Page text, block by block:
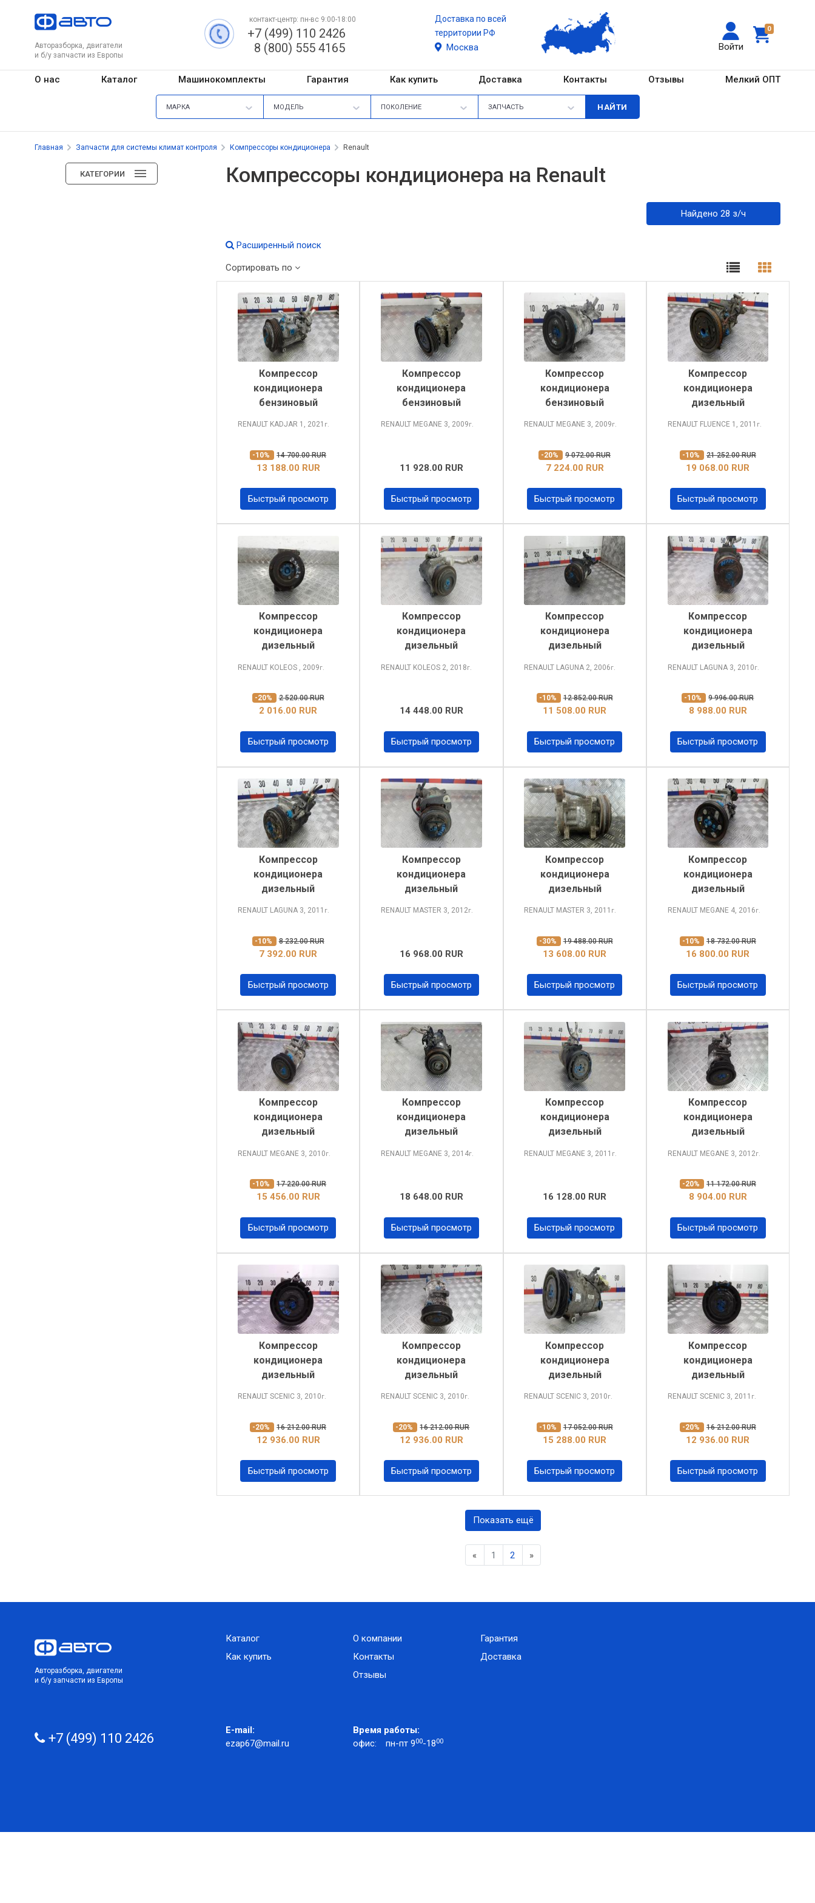
Авторазборка, двигатели
и б/у запчасти из Европы
0
Войти
контакт-центр: пн-вс 9:00-18:00
+7 (499) 110 2426
8 (800) 555 4165
Доставка по всей
территории РФ
Москва
О нас Каталог Машинокомплекты Гарантия Как купить Доставка Контакты Отзывы Мелкий ОПТ
МАРКА МОДЕЛЬ ПОКОЛЕНИЕ ЗАПЧАСТЬ
Главная Запчасти для системы климат контроля Компрессоры кондиционера Renault
КАТЕГОРИИ Компрессоры кондиционера на Renault
Найдено 28 з/ч
Расширенный поиск
Сортировать по
Компрессор
кондиционера
бензиновый
RENAULT KADJAR 1, 2021 г.
-10% 14 700.00 RUR
13 188.00 RUR
Быстрый просмотр
Компрессор
кондиционера
бензиновый
RENAULT MEGANE 3, 2009г.
11 928.00 RUR
Быстрый просмотр
Компрессор
кондиционера
бензиновый
RENAULT MEGANE 3, 2009г.
-20% 9 072.00 RUR
7 224.00 RUR
Быстрый просмотр
Компрессор
кондиционера
дизельный
RENAULT FLUENCE 1, 2011 г.
-10% 21 252.00 RUR
19 068.00 RUR
Быстрый просмотр
Компрессор
кондиционера
дизельный
RENAULT KOLEOS , 2009г.
-20% 2 520.00 RUR
2 016.00 RUR
Быстрый просмотр
Компрессор
кондиционера
дизельный
RENAULT KOLEOS 2, 2018г.
14 448.00 RUR
Быстрый просмотр
Компрессор
кондиционера
дизельный
RENAULT LAGUNA 2, 2006г.
-10% 12 852.00 RUR
11 508.00 RUR
Быстрый просмотр
Компрессор
кондиционера
дизельный
RENAULT LAGUNA 3, 2010г.
-10% 9 996.00 RUR
8 988.00 RUR
Быстрый просмотр
Компрессор
кондиционера
дизельный
RENAULT LAGUNA 3, 2011 г.
-10% 8 232.00 RUR
7 392.00 RUR
Быстрый просмотр
Компрессор
кондиционера
дизельный
RENAULT MASTER 3, 2012г.
16 968.00 RUR
Быстрый просмотр
Компрессор
кондиционера
дизельный
RENAULT MASTER 3, 2011 г.
-30% 19 488.00 RUR
13 608.00 RUR
Быстрый просмотр
Компрессор
кондиционера
дизельный
RENAULT MEGANE 4, 2016г.
-10% 18 732.00 RUR
16 800.00 RUR
Быстрый просмотр
Компрессор
кондиционера
дизельный
RENAULT MEGANE 3, 2010г.
-10% 17 220.00 RUR
15 456.00 RUR
Быстрый просмотр
Компрессор
кондиционера
дизельный
RENAULT MEGANE 3, 2014г.
18 648.00 RUR
Быстрый просмотр
Компрессор
кондиционера
дизельный
RENAULT MEGANE 3, 2011 г.
16 128.00 RUR
Быстрый просмотр
Компрессор
кондиционера
дизельный
RENAULT MEGANE 3, 2012г.
-20% 11 172.00 RUR
8 904.00 RUR
Быстрый просмотр
Компрессор
кондиционера
дизельный
RENAULT SCENIC 3, 2010г.
-20% 16 212.00 RUR
12 936.00 RUR
Быстрый просмотр
Компрессор
кондиционера
дизельный
RENAULT SCENIC 3, 2010г.
-20% 16 212.00 RUR
12 936.00 RUR
Быстрый просмотр
Компрессор
кондиционера
дизельный
RENAULT SCENIC 3, 2010г.
-10% 17 052.00 RUR
15 288.00 RUR
Быстрый просмотр
Компрессор
кондиционера
дизельный
RENAULT SCENIC 3, 2011 г.
-20% 16 212.00 RUR
12 936.00 RUR
Быстрый просмотр
Показать ещё
« Previous
1 2 »Next
Авторазборка, двигатели
и б/у запчасти из Европы
Каталог
Как купить
О компании
Контакты
Отзывы
Гарантия
Доставка
+7 (499) 110 2426
E-mail:
ezap67@mail.ru
Время работы:
офис:
пн-пт 900-1800